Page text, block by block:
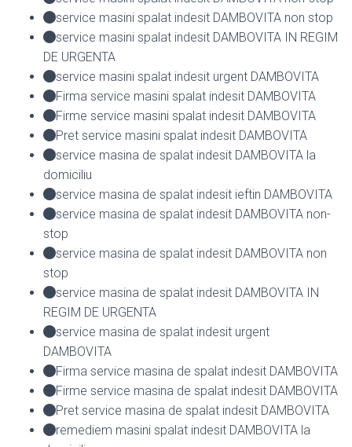
service masini spalat indesit DAMBOVITA non stop
service masini spalat indesit DAMBOVITA IN REGIM
DE URGENTA
service masini spalat indesit urgent DAMBOVITA
Firma service masini spalat indesit DAMBOVITA
Firme service masini spalat indesit DAMBOVITA
Pret service masini spalat indesit DAMBOVITA
service masina de spalat indesit DAMBOVITA la
domiciliu
service masina de spalat indesit ieftin DAMBOVITA
service masina de spalat indesit DAMBOVITA non-
stop
service masina de spalat indesit DAMBOVITA non
stop
service masina de spalat indesit DAMBOVITA IN
REGIM DE URGENTA
service masina de spalat indesit urgent
DAMBOVITA
Firma service masina de spalat indesit DAMBOVITA
Firme service masina de spalat indesit DAMBOVITA
Pret service masina de spalat indesit DAMBOVITA
remediem masini spalat indesit DAMBOVITA la